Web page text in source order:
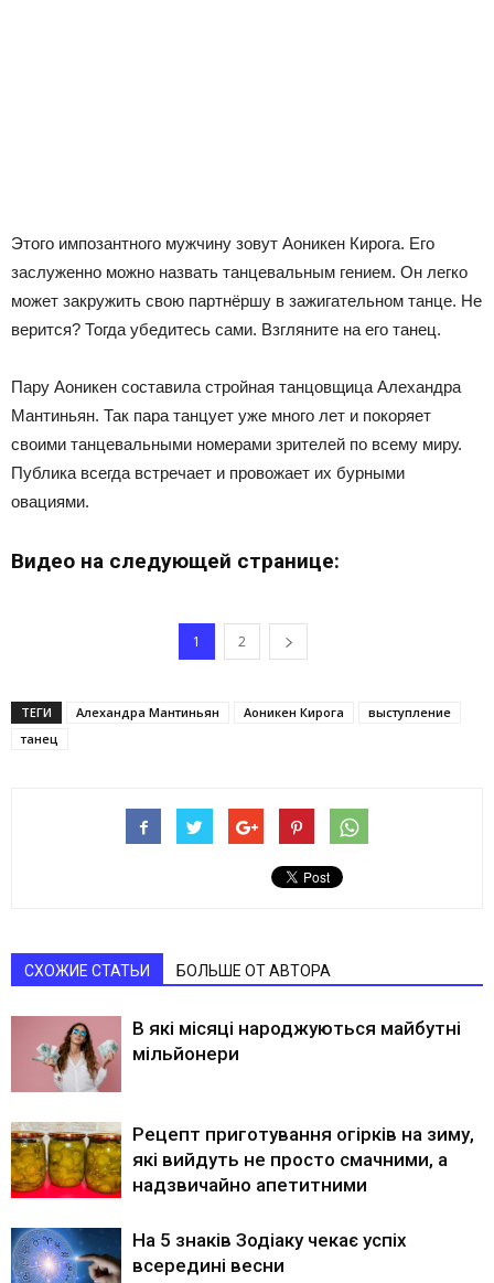
Этого импозантного мужчину зовут Аоникен Кирога. Его
заслуженно можно назвать танцевальным гением. Он легко
может закружить свою партнёршу в зажигательном танце. Не
верится? Тогда убедитесь сами. Взгляните на его танец.
Пару Аоникен составила стройная танцовщица Алехандра
Мантиньян. Так пара танцует уже много лет и покоряет
своими танцевальными номерами зрителей по всему миру.
Публика всегда встречает и провожает их бурными
овациями.
Видео на следующей странице:
1 2
ТЕГИ Алехандра Мантиньян Аоникен Кирога
выступление
танец
СХОЖИЕ СТАТЬИ БОЛЬШЕ ОТ АВТОРА
В які місяці народжуються майбутні
мільйонери
Рецепт приготування огірків на зиму,
які вийдуть не просто смачними, а
надзвичайно апетитними
На 5 знаків Зодіаку чекає успіх
всередині весни